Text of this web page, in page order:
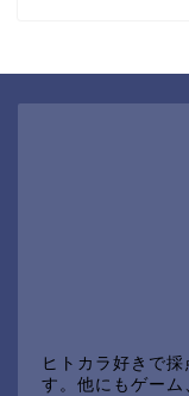
ヒトカラ好きで
す。他にもゲー